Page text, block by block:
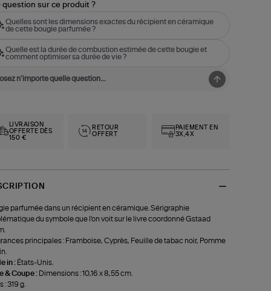
question sur ce produit ?
Quelles sont les dimensions exactes du récipient en céramique
de cette bougie parfumée ?
Quelle est la durée de combustion estimée de cette bougie et
comment optimiser sa durée de vie ?
LIVRAISON
OFFERTE DÈS
150 €
RETOUR
OFFERT
PAIEMENT EN
3X,4X
parfumée dans un récipient en céramique. Sérigraphie
du symbole que l'on voit sur le livre coordonné Gstaad
principales : Framboise, Cyprès, Feuille de tabac noir, Pomme
in : États-Unis.
& Coupe : Dimensions : 10,16 x 8,55 cm.
: 319 g.